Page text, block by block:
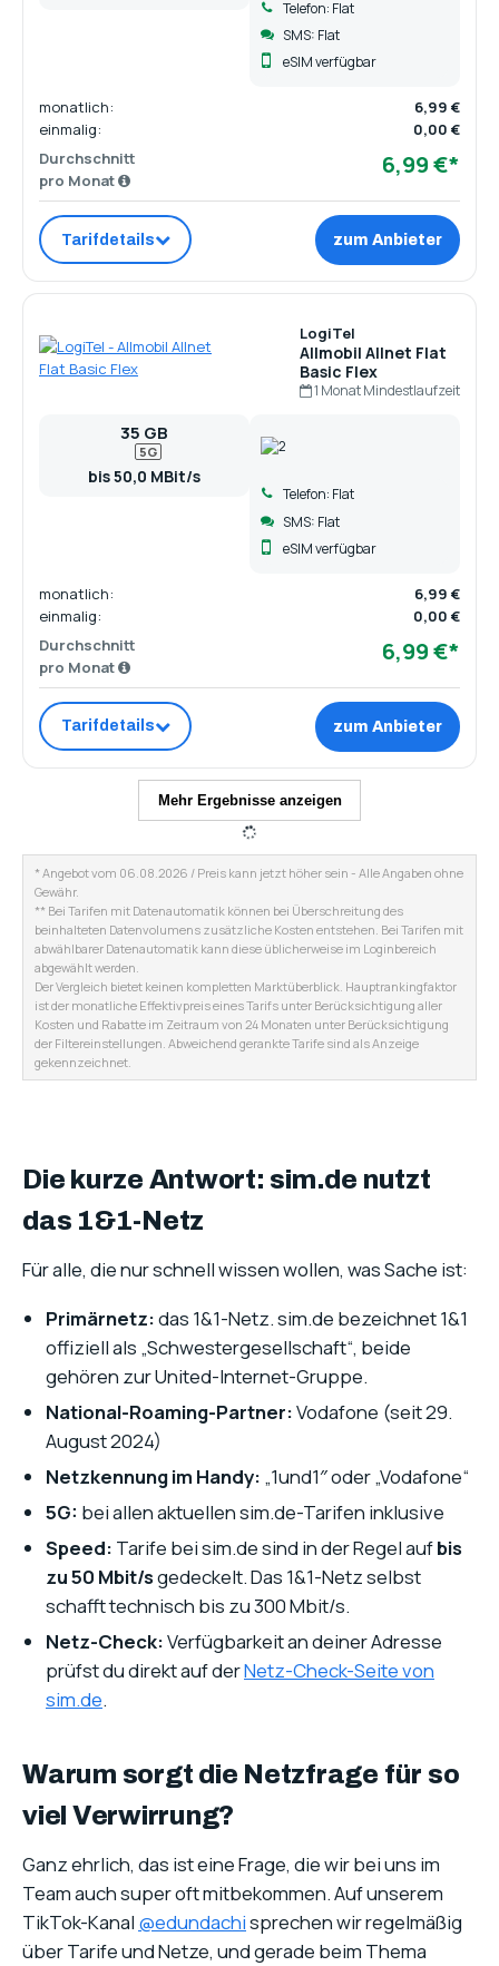
Telefon: Flat
SMS: Flat
eSIM verfügbar
monatlich:
6,99 €
einmalig:
0,00 €
Durchschnitt
pro Monat
6,99 €*
Tarifdetails zum Anbieter
LogiTel
Allmobil Allnet Flat
Basic Flex
1 Monat Mindestlaufzeit
35 GB
5G
bis 50,0 MBit/s
Telefon: Flat
SMS: Flat
eSIM verfügbar
monatlich:
6,99 €
einmalig:
0,00 €
Durchschnitt
pro Monat
6,99 €*
Tarifdetails zum Anbieter
Mehr Ergebnisse anzeigen
* Angebot vom 06.08.2026 / Preis kann jetzt höher sein - Alle Angaben ohne
Gewähr.
** Bei Tarifen mit Datenautomatik können bei Überschreitung des
beinhalteten Datenvolumens zusätzliche Kosten entstehen. Bei Tarifen mit
abwählbarer Datenautomatik kann diese üblicherweise im Loginbereich
abgewählt werden.
Der Vergleich bietet keinen kompletten Marktüberblick. Hauptrankingfaktor
ist der monatliche Effektivpreis eines Tarifs unter Berücksichtigung aller
Kosten und Rabatte im Zeitraum von 24 Monaten unter Berücksichtigung
der Filtereinstellungen. Abweichend gerankte Tarife sind als Anzeige
gekennzeichnet.
Die kurze Antwort: sim.de nutzt
das 1&1-Netz
Für alle, die nur schnell wissen wollen, was Sache ist:
Primärnetz:das 1&1-Netz. sim.de bezeichnet 1&1
offiziell als „Schwestergesellschaft“, beide
gehören zur United-Internet-Gruppe.
National-Roaming-Partner:Vodafone (seit 29.
August 2024)
Netzkennung im Handy: „1und1″ oder „Vodafone“
5G: bei allen aktuellen sim.de-Tarifen inklusive
Speed: Tarife bei sim.de sind in der Regel aufbis
zu 50 Mbit/sgedeckelt. Das 1&1-Netz selbst
schafft technisch bis zu 300 Mbit/s.
Netz-Check:Verfügbarkeit an deiner Adresse
prüfst du direkt auf derNetz-Check-Seite von
sim.de.
Warum sorgt die Netzfrage für so
viel Verwirrung?
Ganz ehrlich, das ist eine Frage, die wir bei uns im
Team auch super oft mitbekommen. Auf unserem
TikTok-Kanal @edundachisprechen wir regelmäßig
über Tarife und Netze, und gerade beim Thema